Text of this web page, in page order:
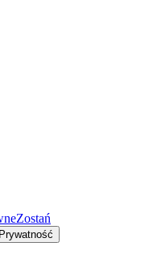
Zostań
Prywatność